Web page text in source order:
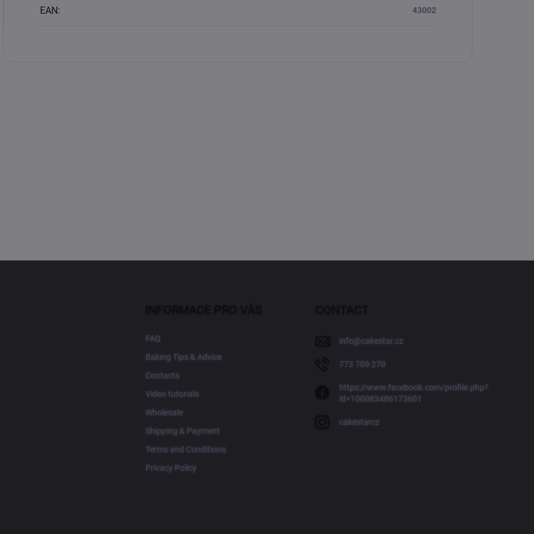
EAN: 43002
FAQ
Baking Tips & Advice
Contacts
Video tutorials
Wholesale
Shipping & Payment
Terms and Conditions
Privacy Policy
info@cakestar.cz
773 709 270
https://www.facebook.com/profile.php?
id=100083486173601
cakestarcz